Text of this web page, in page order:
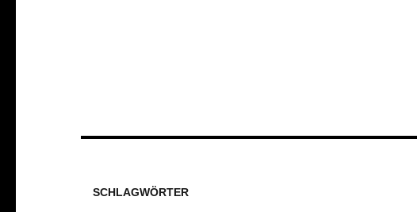
SCHLAGWÖRTER